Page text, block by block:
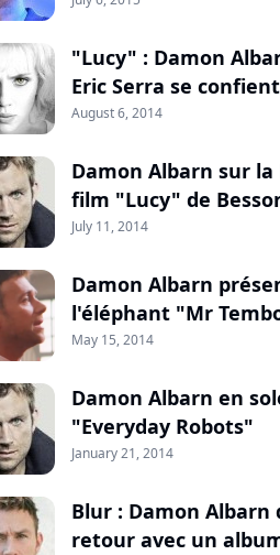
"Lucy" : Damon
Eric Serra se
August 6, 2014
Damon Albarn sur la
film "Lucy" de
July 11, 2014
Damon Albarn
l'éléphant "Mr
May 15, 2014
Damon Albarn en
"Everyday Robots"
January 21, 2014
Blur : Damon Albarn
retour avec un